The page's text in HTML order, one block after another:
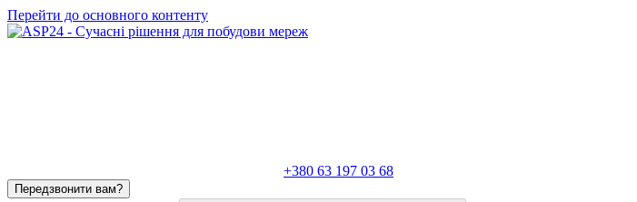
Перейти до основного контенту
+380 63 197 03 68
Передзвонити вам?